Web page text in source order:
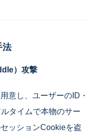
法
）攻撃
意し、ユーザーのID・
タイムで本物のサー
ッションCookieを盗